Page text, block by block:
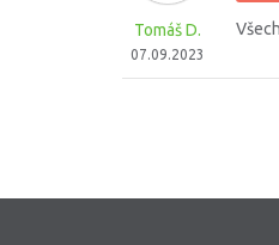
Tomáš D.
07.09.2023